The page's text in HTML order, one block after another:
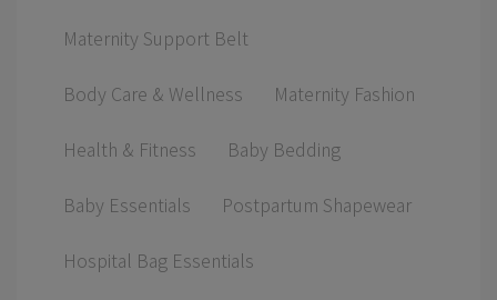
Maternity Support Belt
Body Care & Wellness Maternity Fashion
Health & Fitness Baby Bedding
Baby Essentials Postpartum Shapewear
Hospital Bag Essentials